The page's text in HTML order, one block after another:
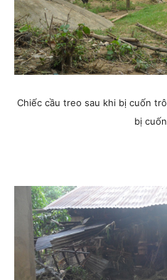
Chiếc cầu treo sau khi bị cuốn
bị